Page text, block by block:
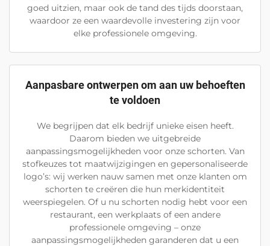
goed uitzien, maar ook de tand des tijds doorstaan,
waardoor ze een waardevolle investering zijn voor
elke professionele omgeving.
Aanpasbare ontwerpen om aan uw behoeften
te voldoen
We begrijpen dat elk bedrijf unieke eisen heeft.
Daarom bieden we uitgebreide
aanpassingsmogelijkheden voor onze schorten. Van
stofkeuzes tot maatwijzigingen en gepersonaliseerde
logo’s: wij werken nauw samen met onze klanten om
schorten te creëren die hun merkidentiteit
weerspiegelen. Of u nu schorten nodig hebt voor een
restaurant, een werkplaats of een andere
professionele omgeving – onze
aanpassingsmogelijkheden garanderen dat u een